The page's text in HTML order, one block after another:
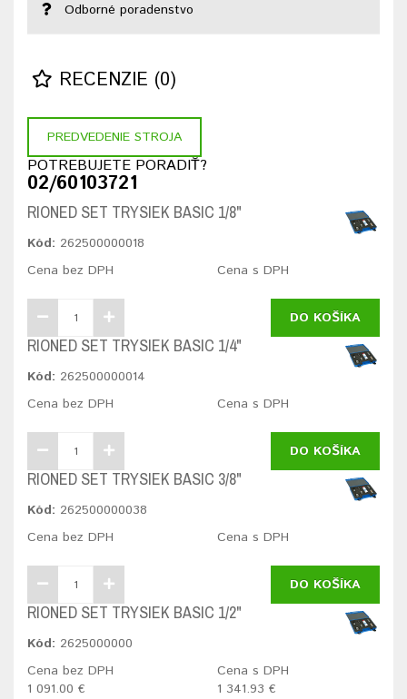
Odborné poradenstvo
RECENZIE (0)
PREDVEDENIE STROJA
POTREBUJETE PORADIŤ?
02/60103721
RIONED SET TRYSIEK BASIC 1/8"
Kód: 262500000018
Cena bez DPH
Cena s DPH
DO KOŠÍKA
RIONED SET TRYSIEK BASIC 1/4"
Kód: 262500000014
Cena bez DPH
Cena s DPH
DO KOŠÍKA
RIONED SET TRYSIEK BASIC 3/8"
Kód: 262500000038
Cena bez DPH
Cena s DPH
DO KOŠÍKA
RIONED SET TRYSIEK BASIC 1/2"
Kód: 2625000000
Cena bez DPH
1 091.00 €
Cena s DPH
1 341.93 €